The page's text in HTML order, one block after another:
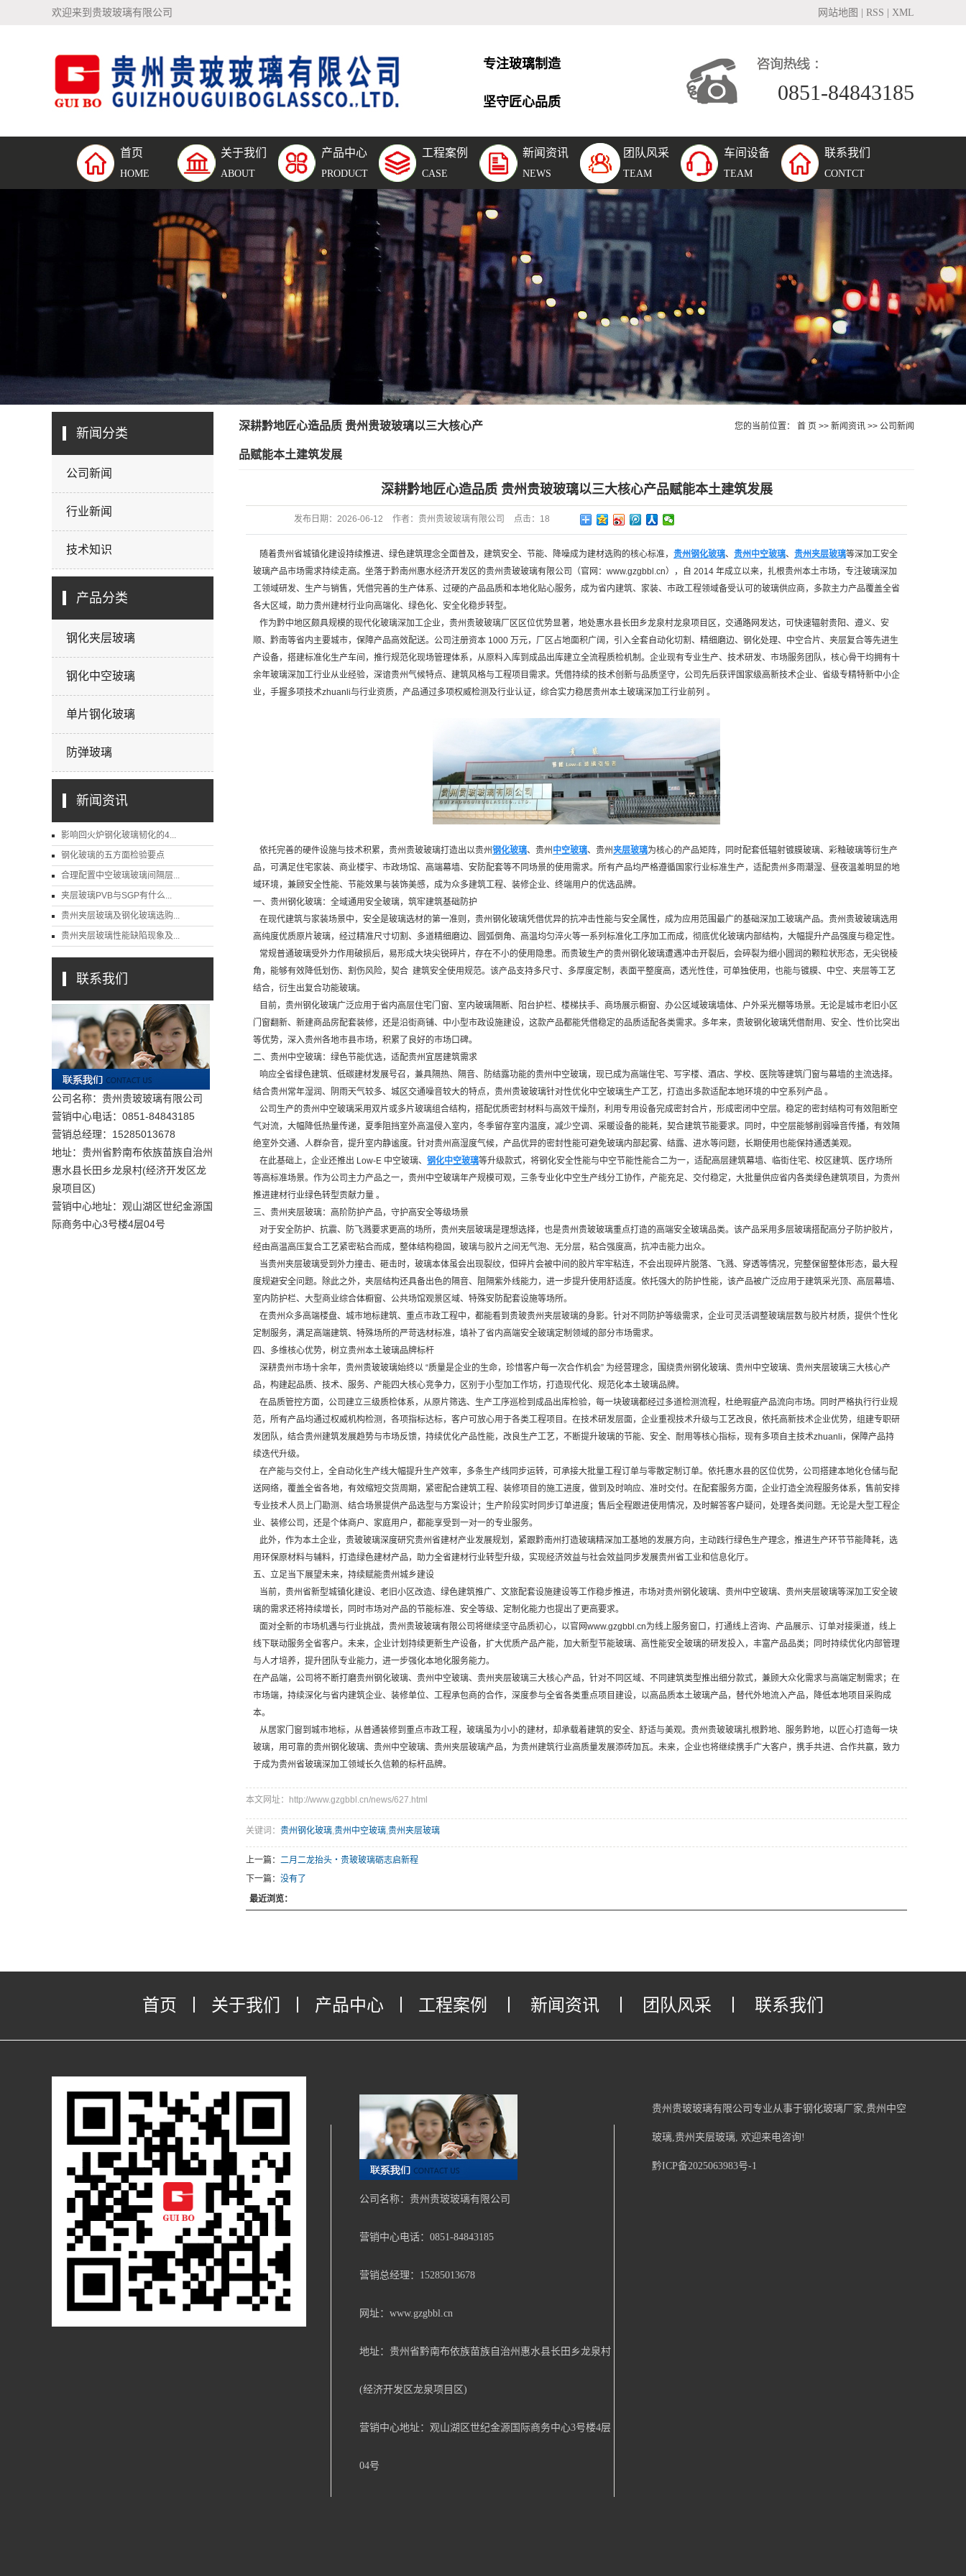
欢迎来到贵玻玻璃有限公司 网站地图 RSS XML
专注玻璃制造
坚守匠心品质 0851-84843185
首页
HOME
关于我们
ABOUT
公司简介
产品中心
PRODUCT
钢化夹层玻
璃
钢化中空玻
璃
单片钢化玻
璃
防弹玻璃
工程案例
CASE
工程案例
团队风采
车间设备
新闻资讯
NEWS
公司新闻
行业新闻
技术知识
团队风采
TEAM
团队风采
车间设备
TEAM
团队风采
联系我们
CONTCT
新闻分类
公司新闻
行业新闻
技术知识
产品分类
钢化夹层玻璃
钢化中空玻璃
单片钢化玻璃
防弹玻璃
新闻资讯
影响回火炉钢化玻璃韧化的4...
钢化玻璃的五方面检验要点
合理配置中空玻璃玻璃间隔层...
夹层玻璃PVB与SGP有什么...
贵州夹层玻璃及钢化玻璃选购...
贵州夹层玻璃性能缺陷现象及...
联系我们
公司名称：贵州贵玻玻璃有限公司
营销中心电话：0851-84843185
营销总经理：15285013678
地址：贵州省黔南布依族苗族自治州
惠水县长田乡龙泉村(经济开发区龙
泉项目区)
营销中心地址：观山湖区世纪金源国
际商务中心3号楼4层04号
深耕黔地匠心造品质 贵州贵玻玻璃以三大核心产
品赋能本土建筑发展
您的当前位置： 首 页 >> 新闻资讯 >> 公司新闻
深耕黔地匠心造品质 贵州贵玻玻璃以三大核心产品赋能本土建筑发展
发布日期： 2026-06-12 作者： 贵州贵玻玻璃有限公司 点击： 18
随着贵州省城镇化建设持续推进、绿色建筑理念全面普及，建筑安全、节能、降噪成为建材选购的核心标准， 贵州钢化玻璃、 贵州中空玻璃、 贵州夹层玻璃等深加工安全
玻璃产品市场需求持续走高。坐落于黔南州惠水经济开发区的贵州贵玻玻璃有限公司（官网：www.gzgbbl.cn），自 2014 年成立以来，扎根贵州本土市场，专注玻璃深加
工领域研发、生产与销售，凭借完善的生产体系、过硬的产品品质和本地化贴心服务，成为省内建筑、家装、市政工程领域备受认可的玻璃供应商，多款主力产品覆盖全省
各大区域，助力贵州建材行业向高端化、绿色化、安全化稳步转型。
作为黔中地区颇具规模的现代化玻璃深加工企业，贵州贵玻玻璃厂区区位优势显著，地处惠水县长田乡龙泉村龙泉项目区，交通路网发达，可快速辐射贵阳、遵义、安
顺、黔南等省内主要城市，保障产品高效配送。公司注册资本 1000 万元，厂区占地面积广阔，引入全套自动化切割、精细磨边、钢化处理、中空合片、夹层复合等先进生
产设备，搭建标准化生产车间，推行规范化现场管理体系，从原料入库到成品出库建立全流程质检机制。企业现有专业生产、技术研发、市场服务团队，核心骨干均拥有十
余年玻璃深加工行业从业经验，深谙贵州气候特点、建筑风格与工程项目需求。凭借持续的技术创新与品质坚守，公司先后获评国家级高新技术企业、省级专精特新中小企
业，手握多项技术zhuanli与行业资质，产品通过多项权威检测及行业认证，综合实力稳居贵州本土玻璃深加工行业前列 。
依托完善的硬件设施与技术积累，贵州贵玻玻璃打造出以贵州钢化玻璃、贵州 中空玻璃、贵州夹层玻璃为核心的产品矩阵，同时配套低辐射镀膜玻璃、彩釉玻璃等衍生产
品，可满足住宅家装、商业楼宇、市政场馆、高端幕墙、安防配套等不同场景的使用需求。所有产品均严格遵循国家行业标准生产，适配贵州多雨潮湿、昼夜温差明显的地
域环境，兼顾安全性能、节能效果与装饰美感，成为众多建筑工程、装修企业、终端用户的优选品牌。
一、贵州钢化玻璃：全域通用安全玻璃，筑牢建筑基础防护
在现代建筑与家装场景中，安全是玻璃选材的第一准则，贵州钢化玻璃凭借优异的抗冲击性能与安全属性，成为应用范围最广的基础深加工玻璃产品。贵州贵玻玻璃选用
高纯度优质原片玻璃，经过精准尺寸切割、多道精细磨边、圆弧倒角、高温均匀淬火等一系列标准化工序加工而成，彻底优化玻璃内部结构，大幅提升产品强度与稳定性。
常规普通玻璃受外力作用破损后，易形成大块尖锐碎片，存在不小的使用隐患。而贵玻生产的贵州钢化玻璃遭遇冲击开裂后，会碎裂为细小圆润的颗粒状形态，无尖锐棱
角，能够有效降低划伤、割伤风险，契合 建筑安全使用规范。该产品支持多尺寸、多厚度定制，表面平整度高，透光性佳，可单独使用，也能与镀膜、中空、夹层等工艺
结合，衍生出复合功能玻璃。
目前，贵州钢化玻璃广泛应用于省内高层住宅门窗、室内玻璃隔断、阳台护栏、楼梯扶手、商场展示橱窗、办公区域玻璃墙体、户外采光棚等场景。无论是城市老旧小区
门窗翻新、新建商品房配套装修，还是沿街商铺、中小型市政设施建设，这款产品都能凭借稳定的品质适配各类需求。多年来，贵玻钢化玻璃凭借耐用、安全、性价比突出
等优势，深入贵州各地市县市场，积累了良好的市场口碑。
二、贵州中空玻璃：绿色节能优选，适配贵州宜居建筑需求
响应全省绿色建筑、低碳建材发展号召，兼具隔热、隔音、防结露功能的贵州中空玻璃，现已成为高端住宅、写字楼、酒店、学校、医院等建筑门窗与幕墙的主流选择。
结合贵州常年湿润、阴雨天气较多、城区交通噪音较大的特点，贵州贵玻玻璃针对性优化中空玻璃生产工艺，打造出多款适配本地环境的中空系列产品 。
公司生产的贵州中空玻璃采用双片或多片玻璃组合结构，搭配优质密封材料与高效干燥剂，利用专用设备完成密封合片，形成密闭中空层。稳定的密封结构可有效阻断空
气对流，大幅降低热量传递，夏季阻挡室外高温侵入室内，冬季留存室内温度，减少空调、采暖设备的能耗，契合建筑节能要求。同时，中空层能够削弱噪音传播，有效隔
绝室外交通、人群杂音，提升室内静谧度。针对贵州高湿度气候，产品优异的密封性能可避免玻璃内部起雾、结露、进水等问题，长期使用也能保持通透美观。
在此基础上，企业还推出 Low-E 中空玻璃、 钢化中空玻璃等升级款式，将钢化安全性能与中空节能性能合二为一，适配高层建筑幕墙、临街住宅、校区建筑、医疗场所
等高标准场景。作为公司主力产品之一，贵州中空玻璃年产规模可观，三条专业化中空生产线分工协作，产能充足、交付稳定，大批量供应省内各类绿色建筑项目，为贵州
推进建材行业绿色转型贡献力量 。
三、贵州夹层玻璃：高阶防护产品，守护高安全等级场景
对于安全防护、抗震、防飞溅要求更高的场所，贵州夹层玻璃是理想选择，也是贵州贵玻玻璃重点打造的高端安全玻璃品类。该产品采用多层玻璃搭配高分子防护胶片，
经由高温高压复合工艺紧密粘合而成，整体结构稳固，玻璃与胶片之间无气泡、无分层，粘合强度高，抗冲击能力出众。
当贵州夹层玻璃受到外力撞击、砸击时，玻璃本体虽会出现裂纹，但碎片会被中间的胶片牢牢粘连，不会出现碎片脱落、飞溅、穿透等情况，完整保留整体形态，最大程
度规避安全问题。除此之外，夹层结构还具备出色的隔音、阻隔紫外线能力，进一步提升使用舒适度。依托强大的防护性能，该产品被广泛应用于建筑采光顶、高层幕墙、
室内防护栏、大型商业综合体橱窗、公共场馆观景区域、特殊安防配套设施等场所。
在贵州众多高端楼盘、城市地标建筑、重点市政工程中，都能看到贵玻贵州夹层玻璃的身影。针对不同防护等级需求，企业可灵活调整玻璃层数与胶片材质，提供个性化
定制服务，满足高端建筑、特殊场所的严苛选材标准，填补了省内高端安全玻璃定制领域的部分市场需求。
四、多维核心优势，树立贵州本土玻璃品牌标杆
深耕贵州市场十余年，贵州贵玻玻璃始终以 “质量是企业的生命，珍惜客户每一次合作机会” 为经营理念，围绕贵州钢化玻璃、贵州中空玻璃、贵州夹层玻璃三大核心产
品，构建起品质、技术、服务、产能四大核心竞争力，区别于小型加工作坊，打造现代化、规范化本土玻璃品牌。
在品质管控方面，公司建立三级质检体系，从原片筛选、生产工序巡检到成品出库检验，每一块玻璃都经过多道检测流程，杜绝瑕疵产品流向市场。同时严格执行行业规
范，所有产品均通过权威机构检测，各项指标达标，客户可放心用于各类工程项目。在技术研发层面，企业重视技术升级与工艺改良，依托高新技术企业优势，组建专职研
发团队，结合贵州建筑发展趋势与市场反馈，持续优化产品性能，改良生产工艺，不断提升玻璃的节能、安全、耐用等核心指标，现有多项自主技术zhuanli，保障产品持
续迭代升级。
在产能与交付上，全自动化生产线大幅提升生产效率，多条生产线同步运转，可承接大批量工程订单与零散定制订单。依托惠水县的区位优势，公司搭建本地化仓储与配
送网络，覆盖全省各地，有效缩短交货周期，紧密配合建筑工程、装修项目的施工进度，做到及时响应、准时交付。在配套服务方面，企业打造全流程服务体系，售前安排
专业技术人员上门勘测、结合场景提供产品选型与方案设计；生产阶段实时同步订单进度；售后全程跟进使用情况，及时解答客户疑问，处理各类问题。无论是大型工程企
业、装修公司，还是个体商户、家庭用户，都能享受到一对一的专业服务。
此外，作为本土企业，贵玻玻璃深度研究贵州省建材产业发展规划，紧跟黔南州打造玻璃精深加工基地的发展方向，主动践行绿色生产理念，推进生产环节节能降耗，选
用环保原材料与辅料，打造绿色建材产品，助力全省建材行业转型升级，实现经济效益与社会效益同步发展贵州省工业和信息化厅。
五、立足当下展望未来，持续赋能贵州城乡建设
当前，贵州省新型城镇化建设、老旧小区改造、绿色建筑推广、文旅配套设施建设等工作稳步推进，市场对贵州钢化玻璃、贵州中空玻璃、贵州夹层玻璃等深加工安全玻
璃的需求还将持续增长，同时市场对产品的节能标准、安全等级、定制化能力也提出了更高要求。
面对全新的市场机遇与行业挑战，贵州贵玻玻璃有限公司将继续坚守品质初心，以官网www.gzgbbl.cn为线上服务窗口，打通线上咨询、产品展示、订单对接渠道，线上
线下联动服务全省客户。未来，企业计划持续更新生产设备，扩大优质产品产能，加大新型节能玻璃、高性能安全玻璃的研发投入，丰富产品品类；同时持续优化内部管理
与人才培养，提升团队专业能力，进一步强化本地化服务能力。
在产品端，公司将不断打磨贵州钢化玻璃、贵州中空玻璃、贵州夹层玻璃三大核心产品，针对不同区域、不同建筑类型推出细分款式，兼顾大众化需求与高端定制需求；在
市场端，持续深化与省内建筑企业、装修单位、工程承包商的合作，深度参与全省各类重点项目建设，以高品质本土玻璃产品，替代外地流入产品，降低本地项目采购成
本。
从居家门窗到城市地标，从普通装修到重点市政工程，玻璃虽为小小的建材，却承载着建筑的安全、舒适与美观。贵州贵玻玻璃扎根黔地、服务黔地，以匠心打造每一块
玻璃，用可靠的贵州钢化玻璃、贵州中空玻璃、贵州夹层玻璃产品，为贵州建筑行业高质量发展添砖加瓦。未来，企业也将继续携手广大客户，携手共进、合作共赢，致力
于成为贵州省玻璃深加工领域长久信赖的标杆品牌。
本文网址：http://www.gzgbbl.cn/news/627.html
关键词： 贵州钢化玻璃,贵州中空玻璃,贵州夹层玻璃
上一篇： 二月二龙抬头・贵玻玻璃砺志启新程
下一篇： 没有了
最近浏览：
首页 关于我们 产品中心 工程案例 新闻资讯 团队风采 联系我们
公司名称：贵州贵玻玻璃有限公司
营销中心电话：0851-84843185
营销总经理：15285013678
网址：www.gzgbbl.cn
地址：贵州省黔南布依族苗族自治州惠水县长田乡龙泉村
(经济开发区龙泉项目区)
营销中心地址：观山湖区世纪金源国际商务中心3号楼4层
04号
贵州贵玻玻璃有限公司专业从事于钢化玻璃厂家,贵州中空
玻璃,贵州夹层玻璃, 欢迎来电咨询!
黔ICP备2025063983号-1